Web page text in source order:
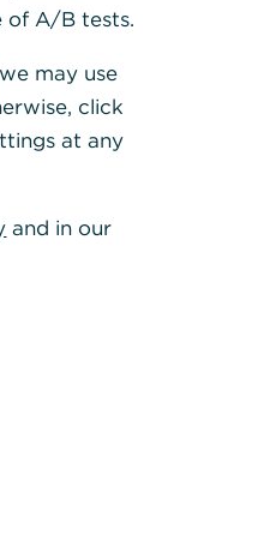
of A/B tests.
may use
click
at any
and in our